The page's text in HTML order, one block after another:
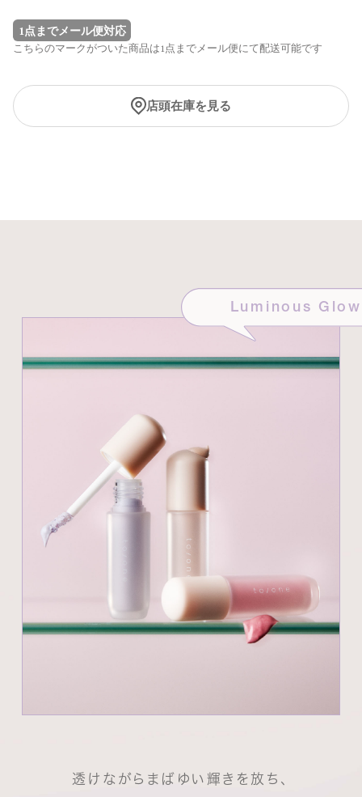
1点までメール便対応
こちらのマークがついた商品は1点までメール便にて配送可能です
店頭在庫を見る
Luminous
透けながらまばゆい輝きを放ち、